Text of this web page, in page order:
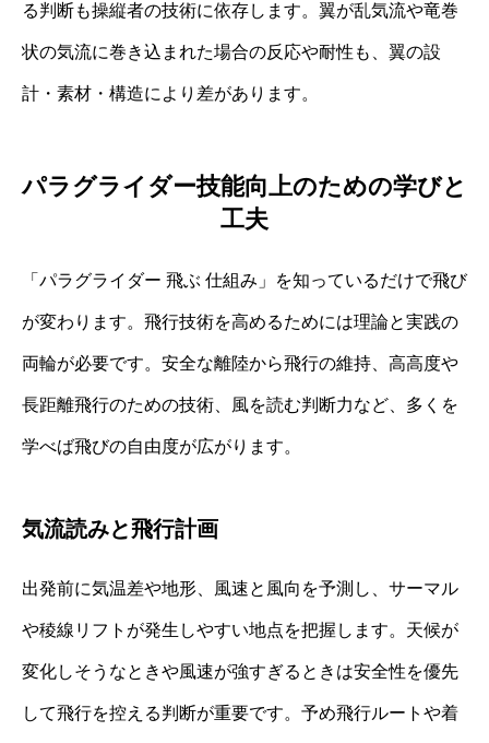
る判断も操縦者の技術に依存します。翼が乱気流や竜巻
状の気流に巻き込まれた場合の反応や耐性も、翼の設
計・素材・構造により差があります。
パラグライダー技能向上のための学びと
工夫
「パラグライダー 飛ぶ 仕組み」を知っているだけで飛び
が変わります。飛行技術を高めるためには理論と実践の
両輪が必要です。安全な離陸から飛行の維持、高高度や
長距離飛行のための技術、風を読む判断力など、多くを
学べば飛びの自由度が広がります。
気流読みと飛行計画
出発前に気温差や地形、風速と風向を予測し、サーマル
や稜線リフトが発生しやすい地点を把握します。天候が
変化しそうなときや風速が強すぎるときは安全性を優先
して飛行を控える判断が重要です。予め飛行ルートや着